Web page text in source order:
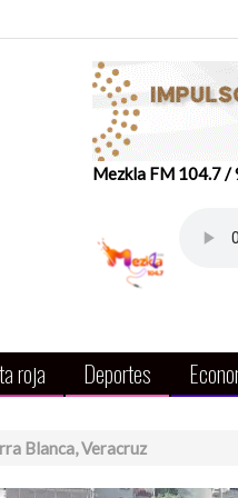
Mezkla FM 104.7 /
roja Deportes
Blanca, Veracruz